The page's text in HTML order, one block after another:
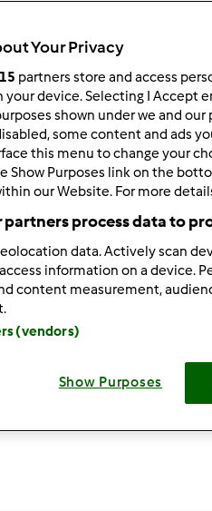
wyniki
- 07:31
uwagi dotyczące wstawiania
Your Privacy
partners store and access
your device. Selecting I Accept
shown under we and
some content and ads
this menu to change your
Show Purposes link on the
our Website. For more
partners process data to
data. Actively scan
information on a device.
content measurement,
(vendors)
Show Purposes